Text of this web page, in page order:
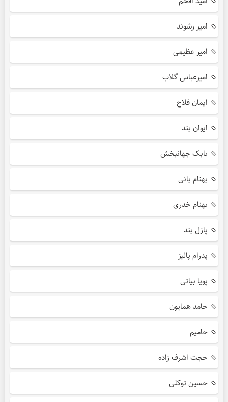
امیر رشوند
امیر عظیمی
امیرعباس گلاب
ایمان فلاح
ایوان بند
بابک جهانبخش
بهنام بانی
بهنام خدری
پازل بند
پدرام پالیز
پویا بیاتی
حامد همایون
حامیم
حجت اشرف زاده
حسین توکلی